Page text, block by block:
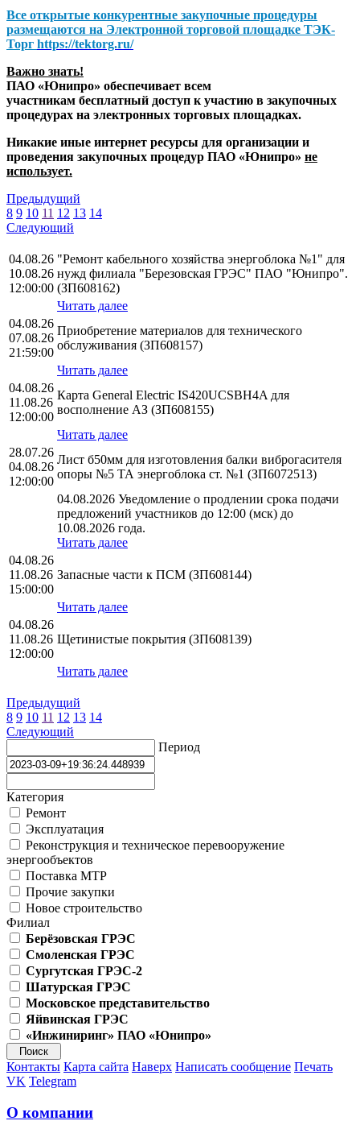
Все открытые конкурентные закупочные процедуры
размещаются на Электронной торговой площадке ТЭК-
Торг https://tektorg.ru/
Важно знать!
ПАО «Юнипро» обеспечивает всем
участникам бесплатный доступ к участию в закупочных
процедурах на электронных торговых площадках.
Никакие иные интернет ресурсы для организации и
проведения закупочных процедур ПАО «Юнипро» не
использует.
Предыдущий
8 9 10 11 12 13 14
Следующий
04.08.26
10.08.26
12:00:00
"Ремонт кабельного хозяйства энергоблока №1" для
нужд филиала "Березовская ГРЭС" ПАО "Юнипро".
(ЗП608162)
Читать далее
04.08.26
07.08.26
21:59:00
Приобретение материалов для технического
обслуживания (ЗП608157)
Читать далее
04.08.26
11.08.26
12:00:00
Карта General Electric IS420UCSBH4A для
восполнение АЗ (ЗП608155)
Читать далее
28.07.26
04.08.26
12:00:00
Лист б50мм для изготовления балки виброгасителя
опоры №5 ТА энергоблока ст. №1 (ЗП6072513)
04.08.2026 Уведомление о продлении срока подачи
предложений участников до 12:00 (мск) до
10.08.2026 года.
Читать далее
04.08.26
11.08.26
15:00:00
Запасные части к ПСМ (ЗП608144)
Читать далее
04.08.26
11.08.26
12:00:00
Щетинистые покрытия (ЗП608139)
Читать далее
Предыдущий
8 9 10 11 12 13 14
Следующий
Период
Категория
Ремонт
Эксплуатация
Реконструкция и техническое перевооружение
энергообъектов
Поставка МТР
Прочие закупки
Новое строительство
Филиал
Берёзовская ГРЭС
Смоленская ГРЭС
Сургутская ГРЭС-2
Шатурская ГРЭС
Московское представительство
Яйвинская ГРЭС
«Инжиниринг» ПАО «Юнипро»
Контакты Карта сайта Наверх Написать сообщение Печать
VK Telegram
О компании